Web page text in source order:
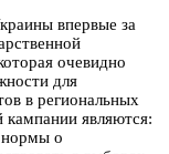
впервые за
очевидно
для
в региональных
являются:
нормы о